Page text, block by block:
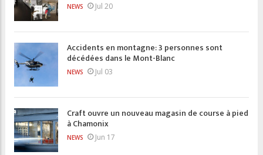
NEWS Jul 20
Accidents en montagne: 3 personnes sont
décédées dans le Mont-Blanc
NEWS Jul 03
Craft ouvre un nouveau magasin de course à pied
à Chamonix
NEWS Jun 17